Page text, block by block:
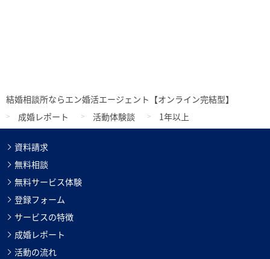
結婚相談所ならエン婚活エージェント【オンライン完結型】
成婚レポート
活動体験談 1年以上
資料請求
無料相談
無料サービス体験
登録フォーム
サービスの特徴
成婚レポート
活動の流れ